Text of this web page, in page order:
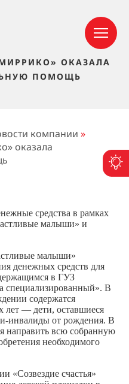
ОКАЗАЛА
ПОМОЩЬ
компании »
оказала
средства в рамках
малыши» и
малыши»
денежных средств для
в ГУЗ
специализированный». В
содержатся
лет — дети, оставшиеся
инвалиды от рождения. В
направить всю собранную
необходимого
«Созвездие счастья»